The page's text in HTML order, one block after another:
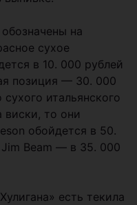
на
сухое
в 10. 000 рублей
позиция — 30. 000
итальянского
виски, то они
обойдется в 50.
Beam — в 35. 000
есть текила